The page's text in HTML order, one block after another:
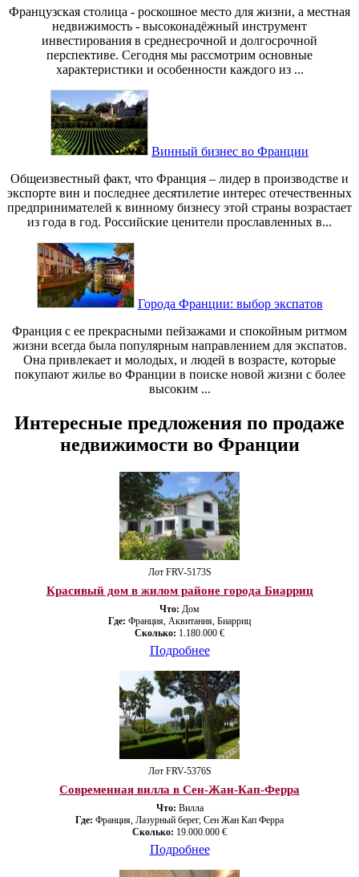
Французская столица - роскошное место для жизни, а местная
недвижимость - высоконадёжный инструмент
инвестирования в среднесрочной и долгосрочной
перспективе. Сегодня мы рассмотрим основные
характеристики и особенности каждого из ...
Винный бизнес во Франции
Общеизвестный факт, что Франция – лидер в производстве и
экспорте вин и последнее десятилетие интерес отечественных
предпринимателей к винному бизнесу этой страны возрастает
из года в год. Российские ценители прославленных в...
Города Франции: выбор экспатов
Франция с ее прекрасными пейзажами и спокойным ритмом
жизни всегда была популярным направлением для экспатов.
Она привлекает и молодых, и людей в возрасте, которые
покупают жилье во Франции в поиске новой жизни с более
высоким ...
Интересные предложения по продаже
недвижимости во Франции
Лот FRV-5173S
Красивый дом в жилом районе города Биарриц
Что: Дом
Где: Франция, Аквитания, Биарриц
Сколько: 1.180.000 €
Подробнее
Лот FRV-5376S
Современная вилла в Сен-Жан-Кап-Ферра
Что: Вилла
Где: Франция, Лазурный берег, Сен Жан Кап Ферра
Сколько: 19.000.000 €
Подробнее